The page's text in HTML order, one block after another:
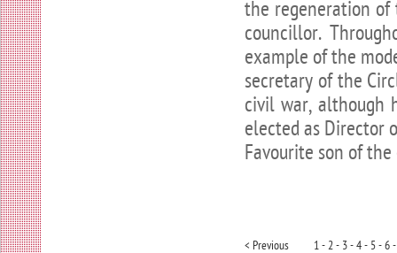
the regeneration of
councillor.
example of the
secretary of the
civil war, although
elected as Director
Favourite son of
< Previous 1 -2 -3 -4 -5 -6 -